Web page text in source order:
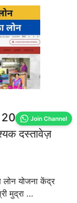
20 लाख तक
दस्तावेज़
लोन योजना केंद्र
मुद्रा …
Join Channel